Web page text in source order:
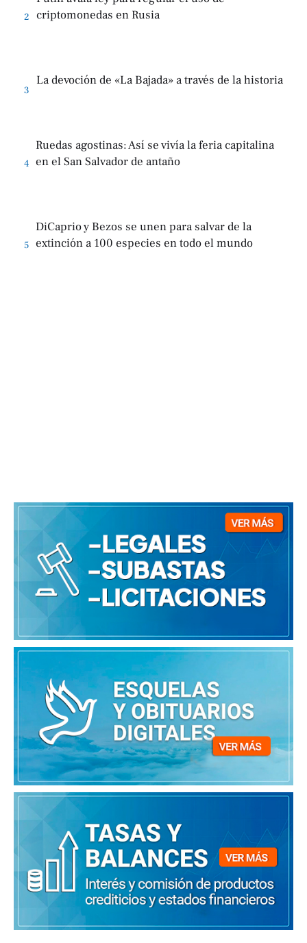
2
criptomonedas en Rusia
3
La devoción de «La Bajada» a través de la historia
4
Ruedas agostinas: Así se vivía la feria capitalina
en el San Salvador de antaño
5
DiCaprio y Bezos se unen para salvar de la
extinción a 100 especies en todo el mundo